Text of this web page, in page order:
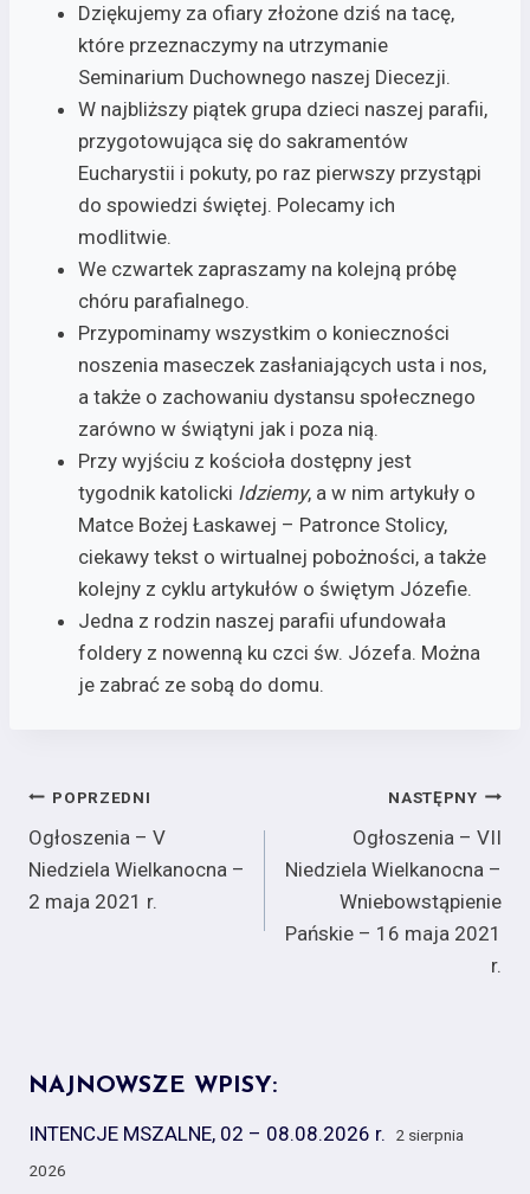
Dziękujemy za ofiary złożone dziś na tacę,
które przeznaczymy na utrzymanie
Seminarium Duchownego naszej Diecezji.
W najbliższy piątek grupa dzieci naszej parafii,
przygotowująca się do sakramentów
Eucharystii i pokuty, po raz pierwszy przystąpi
do spowiedzi świętej. Polecamy ich
modlitwie.
We czwartek zapraszamy na kolejną próbę
chóru parafialnego.
Przypominamy wszystkim o konieczności
noszenia maseczek zasłaniających usta i nos,
a także o zachowaniu dystansu społecznego
zarówno w świątyni jak i poza nią.
Przy wyjściu z kościoła dostępny jest
tygodnik katolicki Idziemy, a w nim artykuły o
Matce Bożej Łaskawej – Patronce Stolicy,
ciekawy tekst o wirtualnej pobożności, a także
kolejny z cyklu artykułów o świętym Józefie.
Jedna z rodzin naszej parafii ufundowała
foldery z nowenną ku czci św. Józefa. Można
je zabrać ze sobą do domu.
Nawigacja
wpisu
POPRZEDNI
Ogłoszenia – V
Niedziela Wielkanocna –
2 maja 2021 r.
NASTĘPNY
Ogłoszenia – VII
Niedziela Wielkanocna –
Wniebowstąpienie
Pańskie – 16 maja 2021
r.
NAJNOWSZE WPISY:
INTENCJE MSZALNE, 02 – 08.08.2026 r.
2 sierpnia
2026